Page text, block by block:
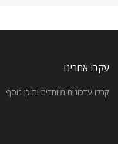
עקבו אחרינו
קבלו עדכונים מיוחדים ותוכן נוסף